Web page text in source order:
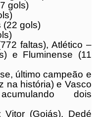
gols)
(22 gols)
faltas), Atlético –
e Fluminense (11
último campeão e
na história) e Vasco
dois
Vitor (Goiás), Dedé